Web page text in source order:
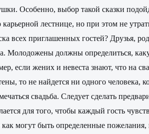
Особенно, выбор такой сказки
лестнице, но при этом не
всех приглашенных гостей? Друзья,
Молодожены должны определиться,
жених и невеста знают, что на
то не найдется ни одного
свадьба. Следует сделать
для того, чтобы каждый гость
могут быть определенные